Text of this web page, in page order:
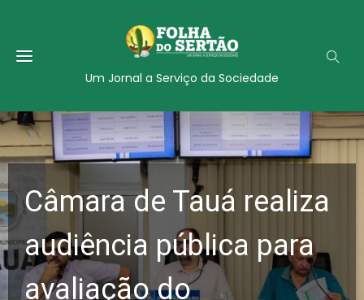
Um Jornal a Serviço da Sociedade
Câmara de Tauá realiza
audiência pública para
avaliação do